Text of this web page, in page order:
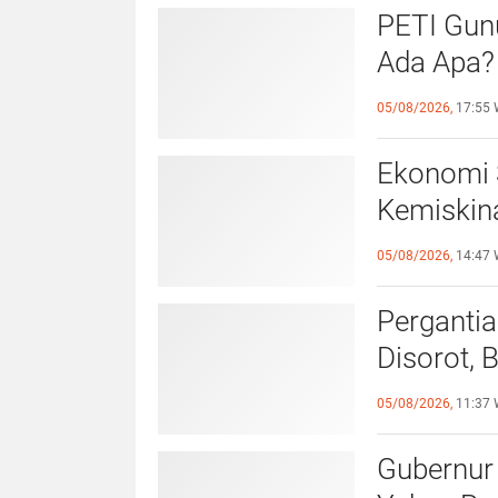
PETI
Ada
Jangan
05/08/2026, 17:55
Ekonomi
YSK
Rakyat
05/08/2026, 14:47
Disorot,
Sinode
05/08/2026, 11:37